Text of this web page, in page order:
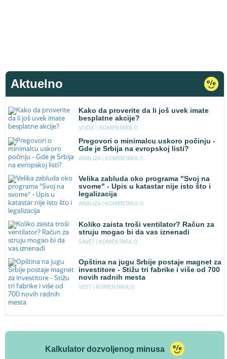
Aktuelno
Kako da proverite da li još uvek imate
besplatne akcije?
VODIC | KOMENTARA: 0
Pregovori o minimalcu uskoro počinju -
Gde je Srbija na evropskoj listi?
ANALIZA | KOMENTARA: 0
Velika zabluda oko programa "Svoj na
svome" - Upis u katastar nije isto što i
legalizacija
ANALIZA | KOMENTARA: 0
Koliko zaista troši ventilator? Račun za
struju mogao bi da vas iznenadi
SAVET | KOMENTARA: 0
Opština na jugu Srbije postaje magnet za
investitore - Stižu tri fabrike i više od 700
novih radnih mesta
VEST | KOMENTARA: 0
Kalkulator dozvoljenog minusa